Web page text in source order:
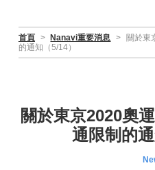
首頁 > Nanavi重要消息 >
關於東
的通知（5/14）
關於東京2020奧
通限制的通